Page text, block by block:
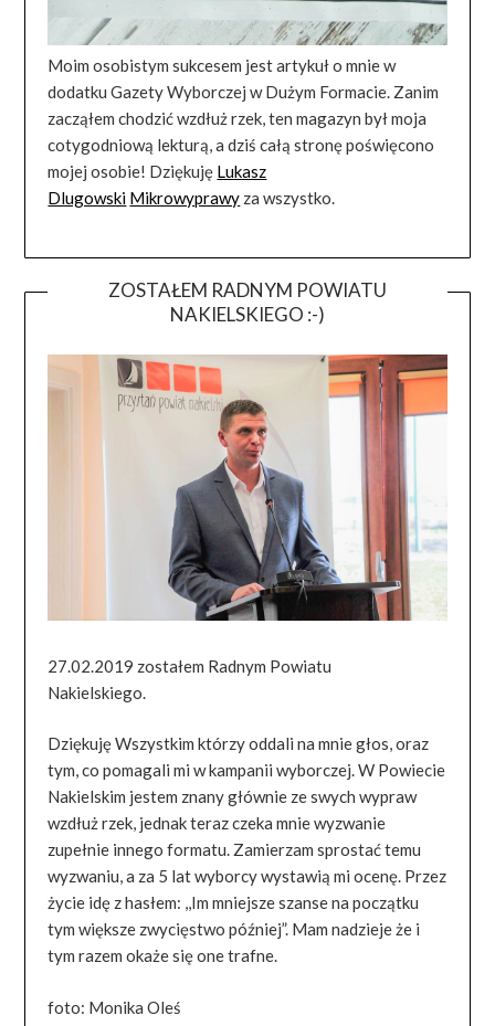
Moim osobistym sukcesem jest artykuł o mnie w
dodatku Gazety Wyborczej w Dużym Formacie. Zanim
zacząłem chodzić wzdłuż rzek, ten magazyn był moja
cotygodniową lekturą, a dziś całą stronę poświęcono
mojej osobie! Dziękuję Lukasz
Dlugowski Mikrowyprawy za wszystko.
ZOSTAŁEM RADNYM POWIATU
NAKIELSKIEGO :-)
27.02.2019 zostałem Radnym Powiatu
Nakielskiego.
Dziękuję Wszystkim którzy oddali na mnie głos, oraz
tym, co pomagali mi w kampanii wyborczej. W Powiecie
Nakielskim jestem znany głównie ze swych wypraw
wzdłuż rzek, jednak teraz czeka mnie wyzwanie
zupełnie innego formatu. Zamierzam sprostać temu
wyzwaniu, a za 5 lat wyborcy wystawią mi ocenę. Przez
życie idę z hasłem: ,,Im mniejsze szanse na początku
tym większe zwycięstwo później”. Mam nadzieje że i
tym razem okaże się one trafne.
foto: Monika Oleś